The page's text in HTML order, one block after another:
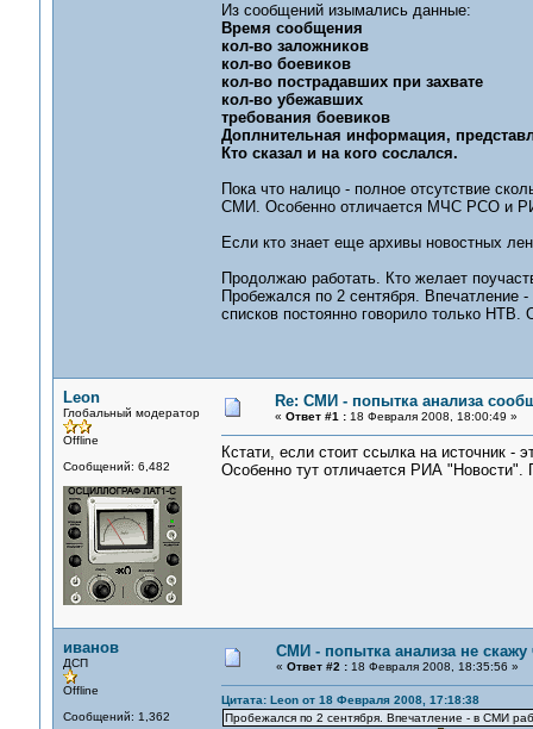
Из сообщений изымались данные:
Время сообщения
кол-во заложников
кол-во боевиков
кол-во пострадавших при захвате
кол-во убежавших
требования боевиков
Доплнительная информация,
Кто сказал и на кого сослался.
Пока что налицо - полное отсутствие
СМИ. Особенно отличается МЧС РСО и
Если кто знает еще архивы новостных
Продолжаю работать. Кто желает
Пробежался по 2 сентября.
списков постоянно говорило только
Leon
Глобальный модератор
Offline
Сообщений: 6,482
Re: СМИ - попытка анализа
« Ответ #1 :18 Февраля 2008, 18:00:49 »
Кстати, если стоит ссылка на источник -
Особенно тут отличается РИА "Новости".
иванов
ДСП
Offline
Сообщений: 1,362
СМИ - попытка анализа не скажу
« Ответ #2 :18 Февраля 2008, 18:35:56 »
Цитата: Leon от 18 Февраля 2008, 17:18:38
Пробежался по 2 сентября. Впечатление - в СМИ